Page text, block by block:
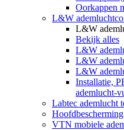
Oorkappen
L&W
L&W
Bekijk alles
L&W
L&W
L&W
Installatie,
ademlucht-
Labtec ademlucht
Hoofdbescherming
VTN mobiele